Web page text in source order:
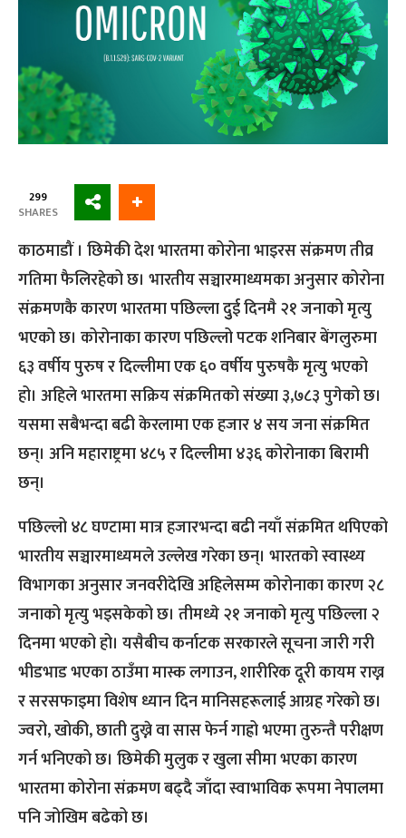
299
SHARES
काठमाडौं । छिमेकी देश भारतमा कोरोना भाइरस संक्रमण तीव्र
गतिमा फैलिरहेको छ। भारतीय सञ्चारमाध्यमका अनुसार कोरोना
संक्रमणकै कारण भारतमा पछिल्ला दुुई दिनमै २१ जनाको मृत्यु
भएको छ। कोरोनाका कारण पछिल्लो पटक शनिबार बेंगलुरुमा
६३ वर्षीय पुरुष र दिल्लीमा एक ६० वर्षीय पुरुषकै मृत्यु भएको
हो। अहिले भारतमा सक्रिय संक्रमितको संख्या ३,७८३ पुगेको छ।
यसमा सबैभन्दा बढी केरलामा एक हजार ४ सय जना संक्रमित
छन्। अनि महाराष्ट्रमा ४८५ र दिल्लीमा ४३६ कोरोनाका बिरामी
छन्।
पछिल्लो ४८ घण्टामा मात्र हजारभन्दा बढी नयाँ संक्रमित थपिएको
भारतीय सञ्चारमाध्यमले उल्लेख गरेका छन्। भारतको स्वास्थ्य
विभागका अनुसार जनवरीदेखि अहिलेसम्म कोरोनाका कारण २८
जनाको मृत्यु भइसकेको छ। तीमध्ये २१ जनाको मृत्यु पछिल्ला २
दिनमा भएको हो। यसैबीच कर्नाटक सरकारले सूचना जारी गरी
भीडभाड भएका ठाउँमा मास्क लगाउन, शारीरिक दूरी कायम राख्न
र सरसफाइमा विशेष ध्यान दिन मानिसहरूलाई आग्रह गरेको छ।
ज्वरो, खोकी, छाती दुख्ने वा सास फेर्न गाह्रो भएमा तुरुन्तै परीक्षण
गर्न भनिएको छ। छिमेकी मुलुक र खुला सीमा भएका कारण
भारतमा कोरोना संक्रमण बढ्दै जाँदा स्वाभाविक रूपमा नेपालमा
पनि जोखिम बढेको छ।